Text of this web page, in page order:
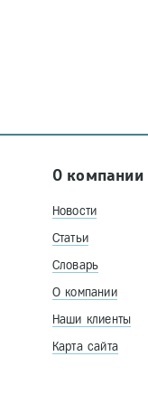
О компании
Новости
Статьи
Словарь
О компании
Наши клиенты
Карта сайта